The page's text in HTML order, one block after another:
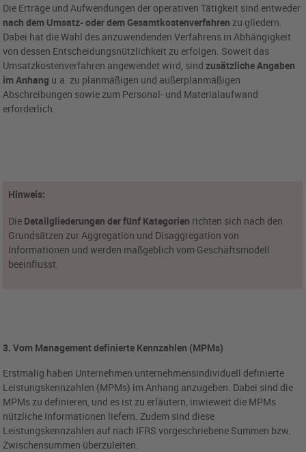
Die Erträge und Aufwendungen der operativen Tätigkeit sind entweder
nach dem Umsatz- oder dem Gesamtkostenverfahren zu gliedern.
Dabei hat die Wahl des anzuwendenden Verfahrens in Abhängigkeit
von dessen Entscheidungsnützlichkeit zu erfolgen. Soweit das
Umsatzkostenverfahren angewendet wird, sindzusätzliche Angaben
im Anhang u.a. zu planmäßigen und außerplanmäßigen
Abschreibungen sowie zum Personal- und Materialaufwand
erforderlich.
Hinweis:
Die Detailgliederungen der fünf Kategorien richten sich nach den
Grundsätzen zur Aggregation und Disaggregation von
Informationen und werden maßgeblich vom Geschäftsmodell
beeinflusst.
3. Vom Management definierte Kennzahlen (MPMs)
Erstmalig haben Unternehmen unternehmensindividuell definierte
Leistungskennzahlen (MPMs) im Anhang anzugeben. Dabei sind die
MPMs zu definieren, und es ist zu erläutern, inwieweit die MPMs
nützliche Informationen liefern. Zudem sind diese
Leistungskennzahlen auf nach IFRS vorgeschriebene Summen bzw.
Zwischensummen überzuleiten.